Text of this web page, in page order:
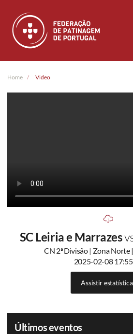
Skip to main content
Home Video
SC Leiria e Marrazes
CN 2ª Divisão | Zona Norte
2025-02-08
Assistir
Últimos eventos